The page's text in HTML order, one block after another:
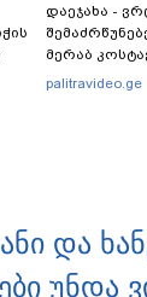
დაეჯახა -
მერაბ
palitravideo.ge
და
უნდა